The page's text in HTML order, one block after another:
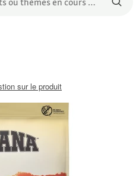
sur le produit